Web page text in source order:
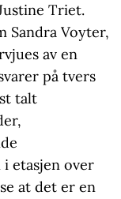
Triet.
Sandra Voyter,
av en
på tvers
talt
etasjen over
at det er en